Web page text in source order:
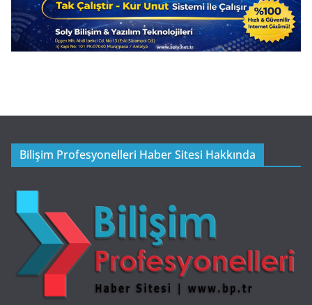
Bilişim Profesyonelleri Haber Sitesi Hakkında